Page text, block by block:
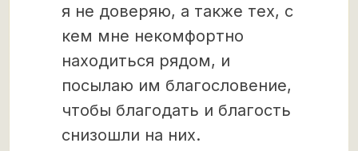
я не доверяю, а также тех, с
кем мне некомфортно
находиться рядом, и
посылаю им благословение,
чтобы благодать и благость
снизошли на них.